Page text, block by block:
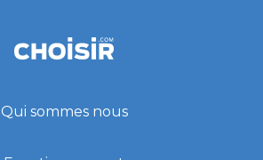
Qui sommes nous